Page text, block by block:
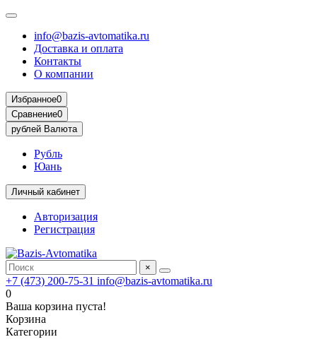
info@bazis-avtomatika.ru
Доставка и оплата
Контакты
О компании
Избранное0
Сравнение0
рублей Валюта
Рубль
Юань
Личный кабинет
Авторизация
Регистрация
×
+7 (473) 200-75-31 info@bazis-avtomatika.ru
0
Ваша корзина пуста!
Корзина
Категории